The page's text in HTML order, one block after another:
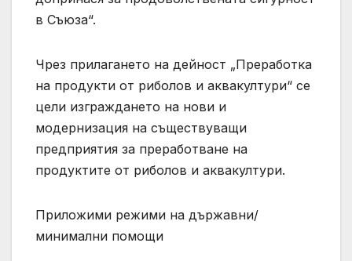
в Съюза“.
Чрез прилагането на дейност „Преработка
на продукти от риболов и аквакултури“ се
цели изграждането на нови и
модернизация на съществуващи
предприятия за преработване на
продуктите от риболов и аквакултури.
Приложими режими на държавни/
минимални помощи